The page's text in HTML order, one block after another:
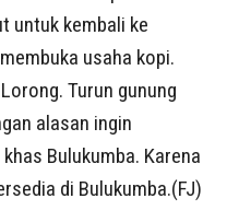
untuk kembali ke
usaha kopi.
Turun gunung
alasan ingin
Bulukumba. Karena
di Bulukumba.(FJ)